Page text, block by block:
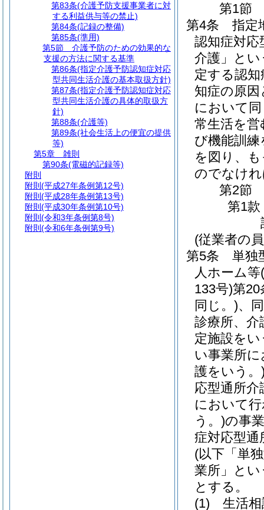
第1節
第4条
指定
認知症対応
介護」とい
定する認
知症の原
において
常生活を
び機能訓
を図り、
のでなけ
第2節
第1款
(従業者の
第5条
単独
人ホーム等
133号)第20
同じ。)、
診療所、介
定施設を
い事業所
護をいう。
応型通所介
において
う。)の事
症対応型通
(以下「単
業所」とい
とする。
(1)
生活
第83条(介護予防支援事業者に対
する利益供与等の禁止)
第84条(記録の整備)
第85条(準用)
第5節
介護予防のための効果的な
支援の方法に関する基準
第86条(指定介護予防認知症対応
型共同生活介護の基本取扱方針)
第87条(指定介護予防認知症対応
型共同生活介護の具体的取扱方
針)
第88条(介護等)
第89条(社会生活上の便宜の提供
等)
第5章
雑則
第90条(電磁的記録等)
附則
附則 (平成27年条例第12号)
附則 (平成28年条例第13号)
附則 (平成30年条例第10号)
附則 (令和3年条例第8号)
附則 (令和6年条例第9号)